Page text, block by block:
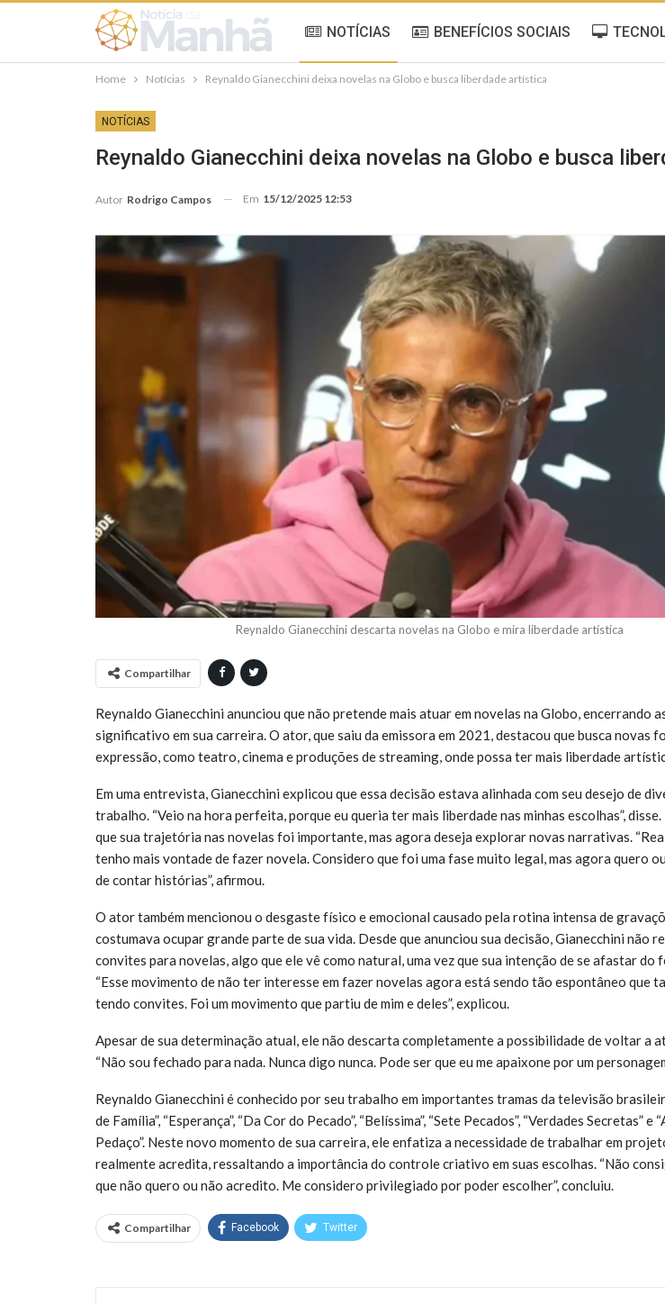
NOTÍCIAS BENEFÍCIOS SOCIAIS
Home Notícias Reynaldo Gianecchini deixa novelas na Globo e busca liberdade artística
NOTÍCIAS
Reynaldo Gianecchini deixa novelas na Globo e busca
Autor Rodrigo Campos Em 15/12/2025 12:53
Reynaldo Gianecchini descarta novelas na Globo e mira liberdade artística
Compartilhar
Reynaldo Gianecchini anunciou que não pretende mais atuar em novelas na Globo, encerrando
significativo em sua carreira. O ator, que saiu da emissora em 2021, destacou que busca novas
expressão, como teatro, cinema e produções de streaming, onde possa ter mais liberdade
Em uma entrevista, Gianecchini explicou que essa decisão estava alinhada com seu desejo de
trabalho. “Veio na hora perfeita, porque eu queria ter mais liberdade nas minhas escolhas”,
que sua trajetória nas novelas foi importante, mas agora deseja explorar novas narrativas.
tenho mais vontade de fazer novela. Considero que foi uma fase muito legal, mas agora quero
de contar histórias”, afirmou.
O ator também mencionou o desgaste físico e emocional causado pela rotina intensa de
costumava ocupar grande parte de sua vida. Desde que anunciou sua decisão, Gianecchini não
convites para novelas, algo que ele vê como natural, uma vez que sua intenção de se afastar do
“Esse movimento de não ter interesse em fazer novelas agora está sendo tão espontâneo que
tendo convites. Foi um movimento que partiu de mim e deles”, explicou.
Apesar de sua determinação atual, ele não descarta completamente a possibilidade de voltar a
“Não sou fechado para nada. Nunca digo nunca. Pode ser que eu me apaixone por um
Reynaldo Gianecchini é conhecido por seu trabalho em importantes tramas da televisão
de Família”, “Esperança”, “Da Cor do Pecado”, “Belíssima”, “Sete Pecados”, “Verdades Secretas” e
Pedaço”. Neste novo momento de sua carreira, ele enfatiza a necessidade de trabalhar em
realmente acredita, ressaltando a importância do controle criativo em suas escolhas. “Não
que não quero ou não acredito. Me considero privilegiado por poder escolher”, concluiu.
Compartilhar Facebook Twitter